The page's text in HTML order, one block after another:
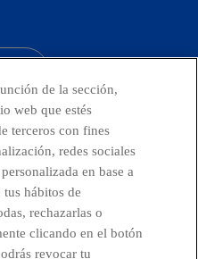
de la sección,
web que estés
terceros con fines
redes sociales
en base a
hábitos de
rechazarlas o
clicando en el botón
revocar tu